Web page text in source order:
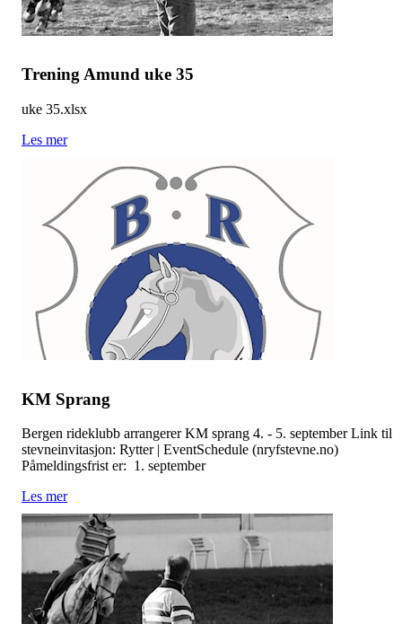
Trening Amund uke 35
uke 35.xlsx
Les mer
KM Sprang
Bergen rideklubb arrangerer KM sprang 4. - 5. september Link til
stevneinvitasjon: Rytter | EventSchedule (nryfstevne.no)
Påmeldingsfrist er: 1. september
Les mer